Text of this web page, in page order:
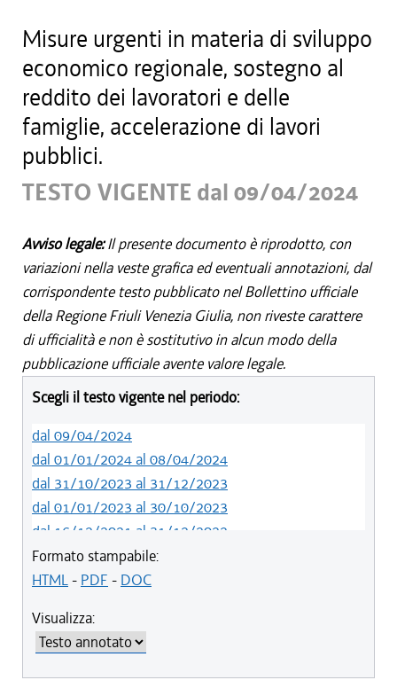
Misure urgenti in materia di sviluppo
economico regionale, sostegno al
reddito dei lavoratori e delle
famiglie, accelerazione di lavori
pubblici.
TESTO VIGENTE dal 09/04/2024
Avviso legale:Il presente documento è riprodotto, con
variazioni nella veste grafica ed eventuali annotazioni, dal
corrispondente testo pubblicato nel Bollettino ufficiale
della Regione Friuli Venezia Giulia, non riveste carattere
di ufficialità e non è sostitutivo in alcun modo della
pubblicazione ufficiale avente valore legale.
Scegli il testo vigente nel periodo:
dal 09/04/2024
dal 01/01/2024 al 08/04/2024
dal 31/10/2023 al 31/12/2023
dal 01/01/2023 al 30/10/2023
dal 16/12/2021 al 31/12/2022
dal 26/02/2021 al 15/12/2021
dal 01/01/2020 al 25/02/2021
dal 01/05/2019 al 06/11/2019
dal 01/01/2019 al 30/04/2019
dal 12/04/2018 al 31/12/2018
Formato stampabile:
HTML- PDF - DOC
Visualizza: